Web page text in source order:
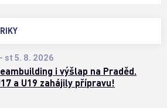
- st 5. 8. 2026
i výšlap na Praděd.
a U19 zahájily přípravu!